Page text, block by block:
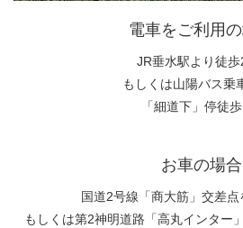
電車をご利用
JR垂水駅より徒歩
もしくは山陽バス乗
「細道下」停徒
お車の場合
国道2号線「商大筋」交差点
もしくは第2神明道路「高丸インター